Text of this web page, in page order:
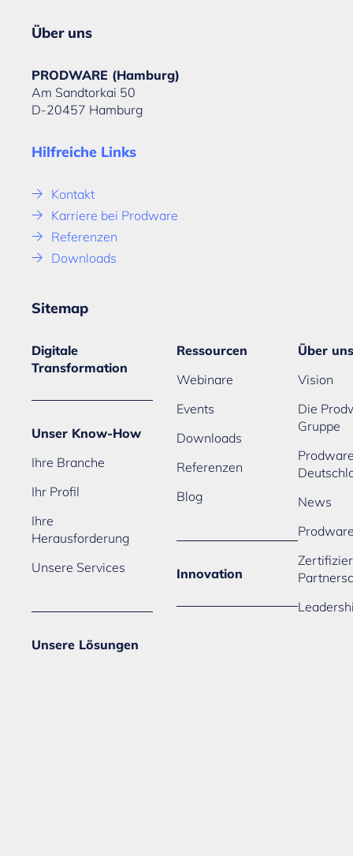
Über uns
PRODWARE (Hamburg)
Am Sandtorkai 50
D-20457 Hamburg
Hilfreiche Links
Kontakt
Karriere bei Prodware
Referenzen
Downloads
Sitemap
Digitale
Transformation
Unser Know-How
Ihre Branche
Ihr Profil
Ihre
Herausforderung
Unsere Services
Unsere Lösungen
Ressourcen
Webinare
Events
Downloads
Referenzen
Blog
Innovation
Über uns
Vision
Die
Gruppe
News